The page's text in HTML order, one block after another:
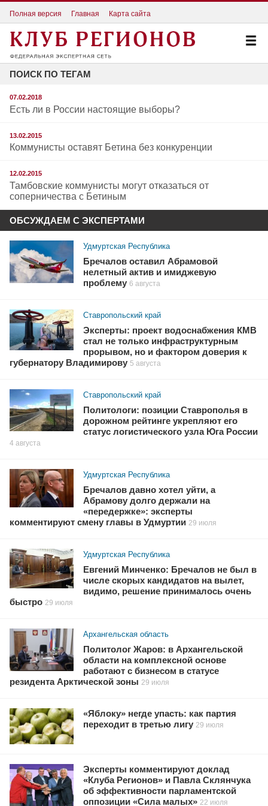
Полная версия Главная Карта сайта
ПОИСК ПО ТЕГАМ
07.02.2018
Есть ли в России настоящие выборы?
13.02.2015
Коммунисты оставят Бетина без конкуренции
12.02.2015
Тамбовские коммунисты могут отказаться от
соперничества с Бетиным
ОБСУЖДАЕМ С ЭКСПЕРТАМИ
Удмуртская Республика
Бречалов оставил Абрамовой
нелетный актив и имиджевую
проблему 6 августа
Ставропольский край
Эксперты: проект водоснабжения КМВ
стал не только инфраструктурным
прорывом, но и фактором доверия к
губернатору Владимирову 5 августа
Ставропольский край
Политологи: позиции Ставрополья в
дорожном рейтинге укрепляют его
статус логистического узла Юга России
4 августа
Удмуртская Республика
Бречалов давно хотел уйти, а
Абрамову долго держали на
«передержке»: эксперты
комментируют смену главы в Удмуртии 29 июля
Удмуртская Республика
Евгений Минченко: Бречалов не был в
числе скорых кандидатов на вылет,
видимо, решение принималось очень
быстро 29 июля
Архангельская область
Политолог Жаров: в Архангельской
области на комплексной основе
работают с бизнесом в статусе
резидента Арктической зоны 29 июля
«Яблоку» негде упасть: как партия
переходит в третью лигу 29 июля
Эксперты комментируют доклад
«Клуба Регионов» и Павла Склянчука
об эффективности парламентской
оппозиции «Сила малых» 22 июля